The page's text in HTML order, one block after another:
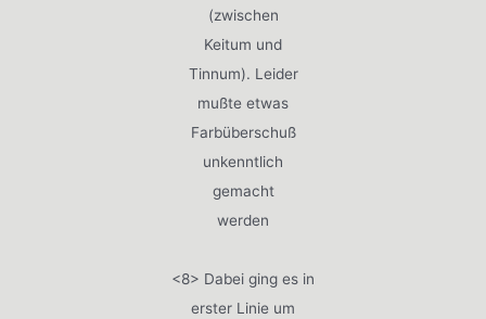
(zwischen
Keitum und
Tinnum). Leider
mußte etwas
Farbüberschuß
unkenntlich
gemacht
werden
<8> Dabei ging es in
erster Linie um